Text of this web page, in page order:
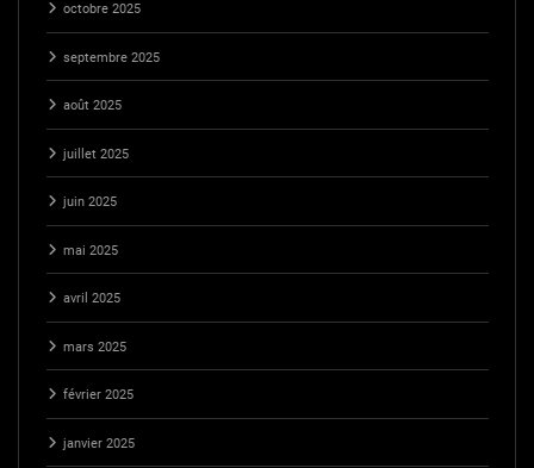
octobre 2025
septembre 2025
août 2025
juillet 2025
juin 2025
mai 2025
avril 2025
mars 2025
février 2025
janvier 2025